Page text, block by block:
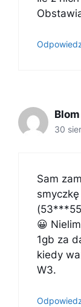
Blom
30
Sam
😀
1gb za
kiedy
W3.